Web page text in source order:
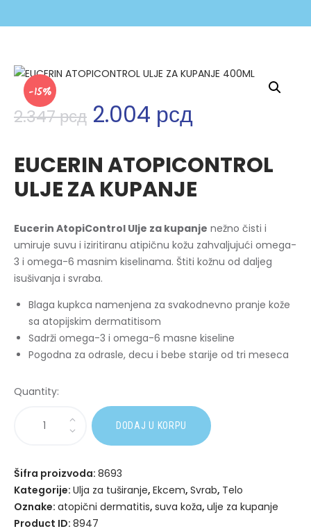
-15%
2.347рсд 2.004 рсд
EUCERIN ATOPICONTROL
ULJE ZA KUPANJE
Eucerin AtopiControl Ulje za kupanje nežno čisti i
umiruje suvu i iziritiranu atipičnu kožu zahvaljujući omega-
3 i omega-6 masnim kiselinama. Štiti kožnu od daljeg
isušivanja i svraba.
Blaga kupkca namenjena za svakodnevno pranje kože
sa atopijskim dermatitisom
Sadrži omega-3 i omega-6 masne kiseline
Pogodna za odrasle, decu i bebe starije od tri meseca
Quantity:
DODAJ U KORPU
n
a
Šifra proizvoda: 8693
Kategorije: Ulja za tuširanje, Ekcem, Svrab, Telo
Oznake: atopični dermatitis, suva koža, ulje za kupanje
Product ID: 8947